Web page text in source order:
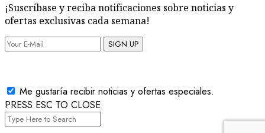
¡Suscríbase y reciba notificaciones sobre noticias y
ofertas exclusivas cada semana!
SIGN UP
Me gustaría recibir noticias y ofertas especiales.
PRESS ESC TO CLOSE